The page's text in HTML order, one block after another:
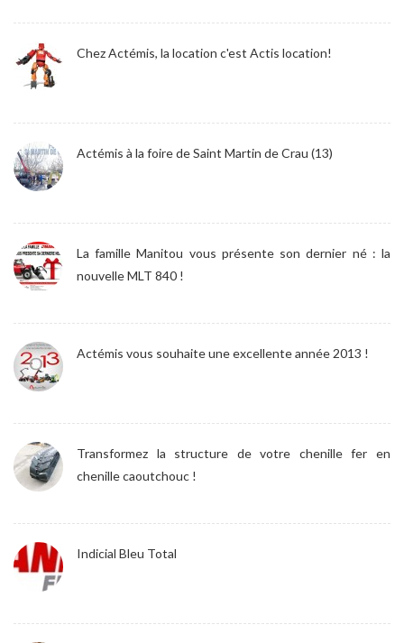
Chez Actémis, la location c'est Actis location!
Actémis à la foire de Saint Martin de Crau (13)
La famille Manitou vous présente son dernier né : la
nouvelle MLT 840 !
Actémis vous souhaite une excellente année 2013 !
Transformez la structure de votre chenille fer en
chenille caoutchouc !
Indicial Bleu Total